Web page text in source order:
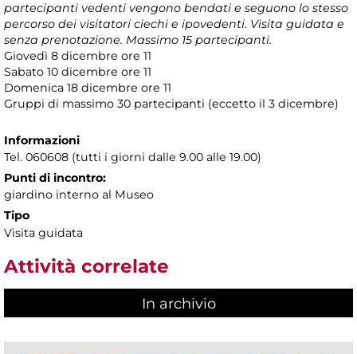
partecipanti vedenti vengono bendati e seguono lo stesso
percorso dei visitatori ciechi e ipovedenti. Visita guidata e
senza prenotazione. Massimo 15 partecipanti.
Giovedì 8 dicembre ore 11
Sabato 10 dicembre ore 11
Domenica 18 dicembre ore 11
Gruppi di massimo 30 partecipanti (eccetto il 3 dicembre)
Informazioni
Tel. 060608 (tutti i giorni dalle 9.00 alle 19.00)
Punti di incontro:
giardino interno al Museo
Tipo
Visita guidata
Attività correlate
In archivio